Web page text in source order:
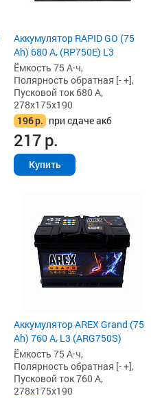
Аккумулятор RAPID GO (75
Ah) 680 А, (RP750E) L3
Ёмкость 75 А·ч,
Полярность обратная [- +],
Пусковой ток 680 А,
278x175x190
196р. при сдаче акб
217р.
Купить
Аккумулятор AREX Grand (75
Ah) 760 А, L3 (ARG750S)
Ёмкость 75 А·ч,
Полярность обратная [- +],
Пусковой ток 760 А,
278x175x190